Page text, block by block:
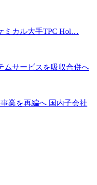
ミカル大手TPC Hol…
ムサービスを吸収合併へ
業を再編へ 国内子会社